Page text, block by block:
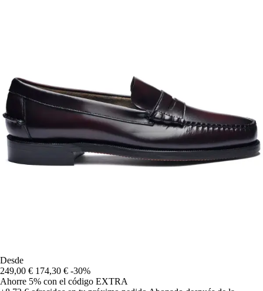
Desde
249,00 € 174,30 € -30%
Ahorre 5% con el código EXTRA